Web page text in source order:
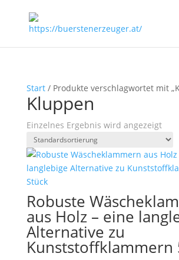
Start/ Produkte verschlagwortet mit
Kluppen
Einzelnes Ergebnis wird angezeigt
Robuste
aus Holz – eine
Alternative zu
Kunststoffklammern